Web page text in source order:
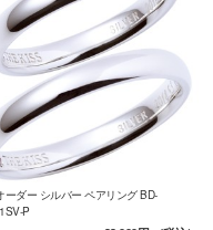
ーダー シルバー ペアリング BD-
P